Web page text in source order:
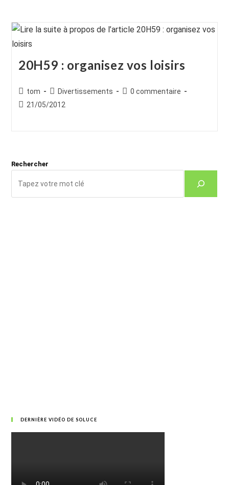
20H59 : organisez vos loisirs
Auteur/autrice
de
tom
Post
category:
Divertissements
Commentaires
0 commentaire
Publication
21/05/2012
Rechercher
DERNIÈRE VIDÉO DE SOLUCE